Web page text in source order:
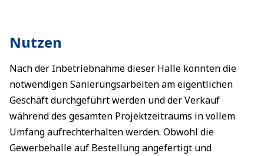
Nutzen
Nach der Inbetriebnahme dieser Halle konnten die
notwendigen Sanierungsarbeiten am eigentlichen
Geschäft durchgeführt werden und der Verkauf
während des gesamten Projektzeitraums in vollem
Umfang aufrechterhalten werden. Obwohl die
Gewerbehalle auf Bestellung angefertigt und